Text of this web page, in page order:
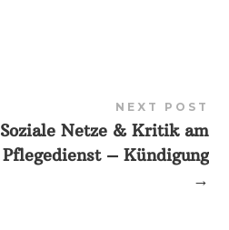
NEXT POST
Soziale Netze & Kritik am
Pflegedienst – Kündigung
→